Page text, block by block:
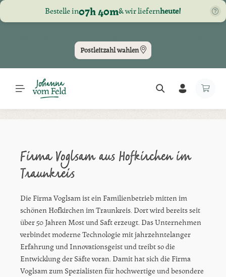
Zum Hauptinhalt springen
Bestelle in07h 40m& wir liefernheute!
Postleitzahl wählen
Firma Voglsam aus Hofkirchen im
Traunkreis
Die Firma Voglsam ist ein Familienbetrieb mitten im
schönen Hofkirchen im Traunkreis. Dort wird bereits seit
über 50 Jahren Most und Saft erzeugt. Das Unternehmen
verbindet moderne Technologie mit jahrzehntelanger
Erfahrung und Innovationsgeist und treibt so die
Entwicklung der Säfte voran. Damit hat sich die Firma
Voglsam zum Spezialisten für hochwertige und besondere